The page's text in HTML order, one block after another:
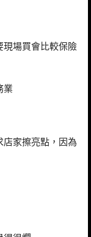
現場買會比較保險
業
家擦亮點，因為